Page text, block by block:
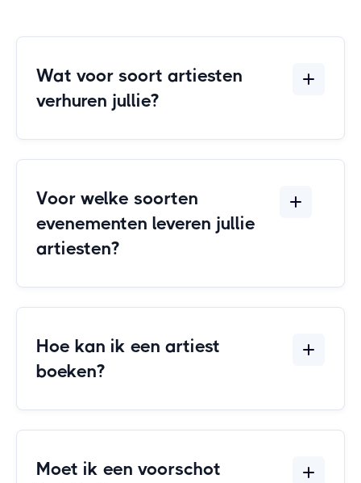
Wat voor soort artiesten
verhuren jullie?
Voor welke soorten
evenementen leveren jullie
artiesten?
Hoe kan ik een artiest
boeken?
Moet ik een voorschot